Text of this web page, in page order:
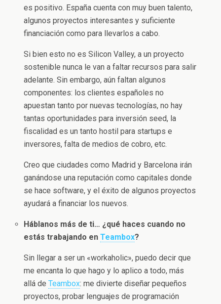
es positivo. España cuenta con muy buen talento,
algunos proyectos interesantes y suficiente
financiación como para llevarlos a cabo.
Si bien esto no es Silicon Valley, a un proyecto
sostenible nunca le van a faltar recursos para salir
adelante. Sin embargo, aún faltan algunos
componentes: los clientes españoles no
apuestan tanto por nuevas tecnologías, no hay
tantas oportunidades para inversión seed, la
fiscalidad es un tanto hostil para startups e
inversores, falta de medios de cobro, etc.
Creo que ciudades como Madrid y Barcelona irán
ganándose una reputación como capitales donde
se hace software, y el éxito de algunos proyectos
ayudará a financiar los nuevos.
Háblanos más de ti… ¿qué haces cuando no
estás trabajando en Teambox?
Sin llegar a ser un «workaholic», puedo decir que
me encanta lo que hago y lo aplico a todo, más
allá deTeambox: me divierte diseñar pequeños
proyectos, probar lenguajes de programación